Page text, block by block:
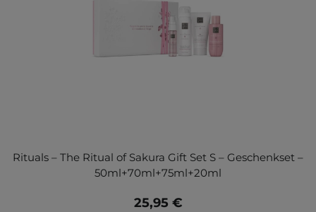
Rituals – The Ritual of Sakura Gift Set S – Geschenkset –
50ml+70ml+75ml+20ml
25,95 €